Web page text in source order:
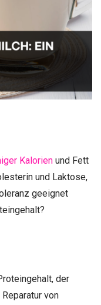
Kalorien und Fett
und Laktose,
geeignet
der
von